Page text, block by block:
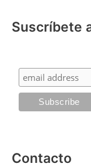
r
e
Suscríbete
Contacto